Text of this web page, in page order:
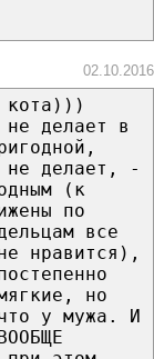
02.10.2016
кота)))
не делает в
не делает, -
(к
по
все
нравится),
но
у мужа. И